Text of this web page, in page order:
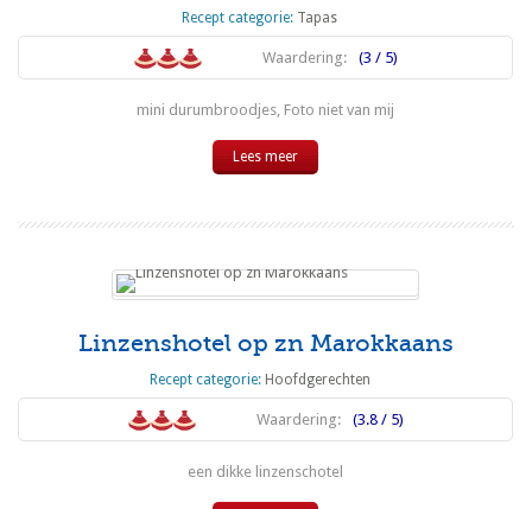
Recept categorie: Tapas
Waardering: (3 / 5)
mini durumbroodjes, Foto niet van mij
Lees meer
Linzenshotel op zn Marokkaans
Recept categorie: Hoofdgerechten
Waardering: (3.8 / 5)
een dikke linzenschotel